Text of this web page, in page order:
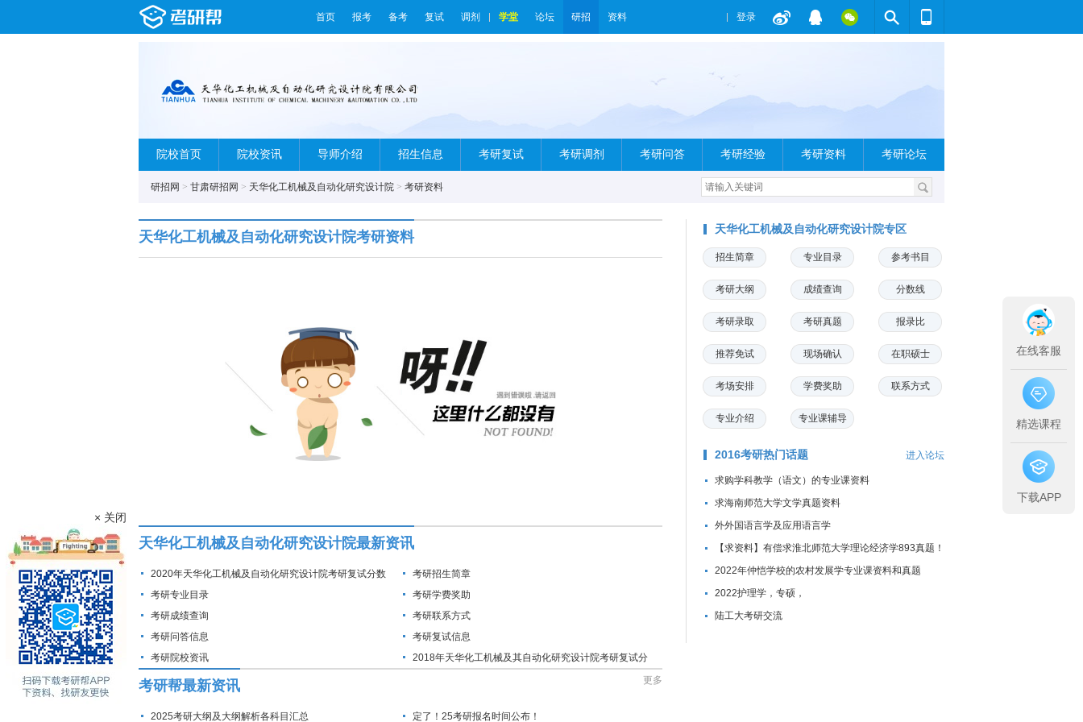
首页 报考 备考 复试 调剂 学堂 论坛 研招 资料 登录
院校首页 院校资讯 导师介绍 招生信息 考研复试 考研调剂 考研问答 考研经验 考研资料 考研论坛
研招网 > 甘肃研招网 > 天华化工机械及自动化研究设计院 > 考研资料
天华化工机械及自动化研究设计院考研资料
天华化工机械及自动化研究设计院最新资讯
2020年天华化工机械及自动化研究设计院考研复试分数
线
考研招生简章
考研专业目录
考研学费奖助
考研成绩查询
考研联系方式
考研问答信息
考研复试信息
考研院校资讯
2018年天华化工机械及其自动化研究设计院考研复试分
考研帮最新资讯 更多
2025考研大纲及大纲解析各科目汇总 定了！25考研报名时间公布！
天华化工机械及自动化研究设计院专区
招生简章 专业目录 参考书目
考研大纲 成绩查询 分数线
考研录取 考研真题 报录比
推荐免试 现场确认 在职硕士
考场安排 学费奖助 联系方式
专业介绍 专业课辅导
2016考研热门话题 进入论坛
求购学科教学（语文）的专业课资料
求海南师范大学文学真题资料
外外国语言学及应用语言学
【求资料】有偿求淮北师范大学理论经济学893真题！
2022年仲恺学校的农村发展学专业课资料和真题
2022护理学，专硕，
陆工大考研交流
× 关闭
在线客服
精选课程
下载APP